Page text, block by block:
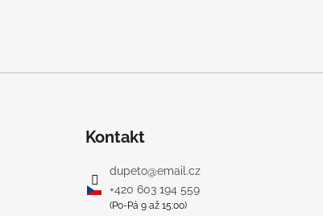
Kontakt
dupeto@email.cz
+420 603 194 559
(Po-Pá 9 až 15:00)